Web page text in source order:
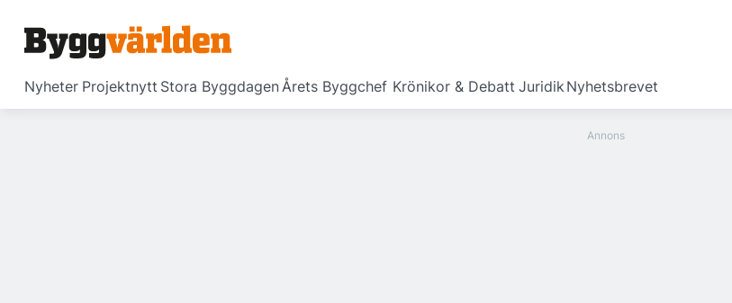
Nyheter Projektnytt Stora ByggdagenÅrets Byggchef Krönikor & Debatt JuridikNyhetsbrevet